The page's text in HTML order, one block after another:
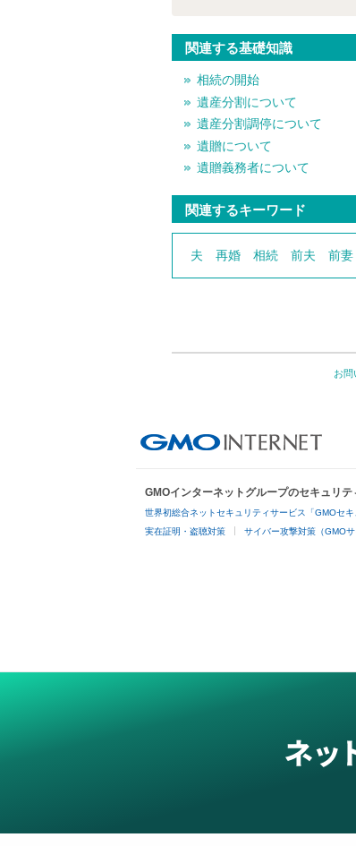
関連する基礎知識
相続の開始
遺産分割について
遺産分割調停について
遺贈について
遺贈義務者について
関連するキーワード
夫 再婚 相続 前夫 前妻
お問
GMOインターネットグループのセキュリテ
世界初総合ネットセキュリティサービス「GMOセキ
実在証明・盗聴対策 サイバー攻撃対策（GMO